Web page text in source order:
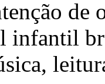
de
infantil